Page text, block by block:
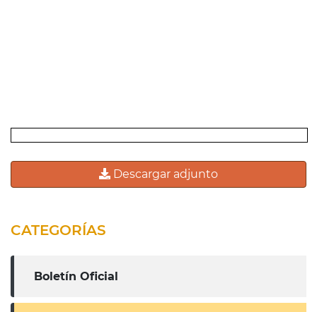
Descargar adjunto
CATEGORÍAS
Boletín Oficial